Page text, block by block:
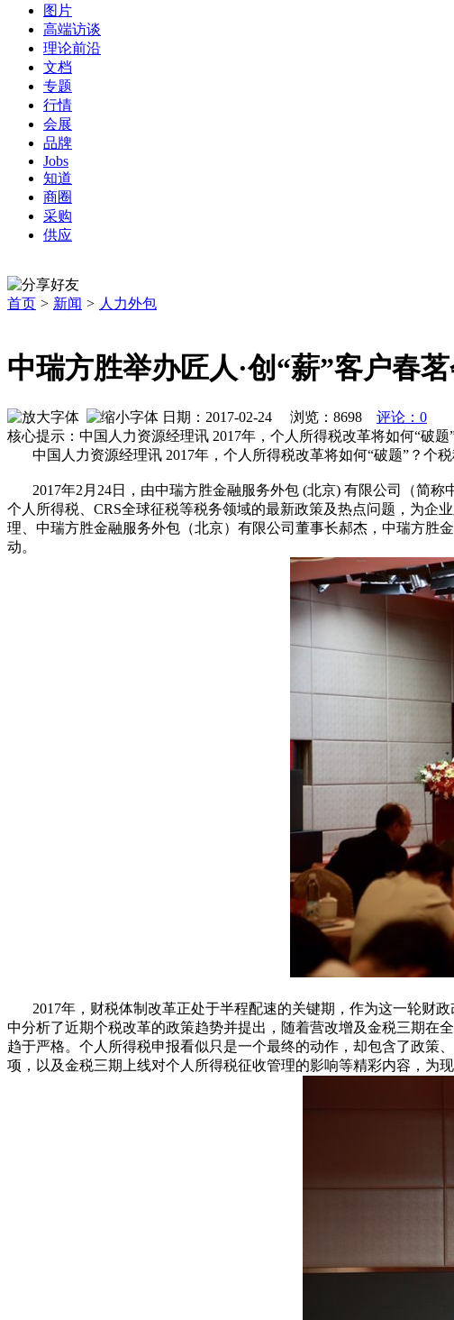
图片
高端访谈
理论前沿
文档
专题
行情
会展
品牌
Jobs
知道
商圈
采购
供应
首页 > 新闻 > 人力外包
中瑞方胜举办匠人·创“薪”客户春
日期：2017-02-24 浏览： 8698
评论：0
核心提示：中国人力资源经理讯 2017年，个人所得税改革将如何“破
中国人力资源经理讯 2017年，个人所得税改革将如何“破题”？个
2017年2月24日，由中瑞方胜金融服务外包 (北京) 有限公司（简称
个人所得税、CRS全球征税等税务领域的最新政策及热点问题，为企
理、中瑞方胜金融服务外包（北京）有限公司董事长郝杰，中瑞方胜
动。
2017年，财税体制改革正处于半程配速的关键期，作为这一轮财政
中分析了近期个税改革的政策趋势并提出，随着营改增及金税三期在
趋于严格。个人所得税申报看似只是一个最终的动作，却包含了政策
项，以及金税三期上线对个人所得税征收管理的影响等精彩内容，为